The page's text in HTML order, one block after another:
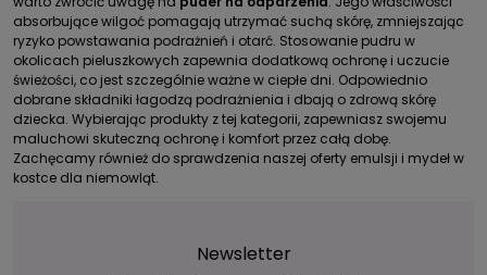
absorbujące wilgoć pomagają utrzymać suchą skórę, zmniejszając
ryzyko powstawania podrażnień i otarć. Stosowanie pudru w
okolicach pieluszkowych zapewnia dodatkową ochronę i uczucie
świeżości, co jest szczególnie ważne w ciepłe dni. Odpowiednio
dobrane składniki łagodzą podrażnienia i dbają o zdrową skórę
dziecka. Wybierając produkty z tej kategorii, zapewniasz swojemu
maluchowi skuteczną ochronę i komfort przez całą dobę.
Zachęcamy również do sprawdzenia naszej oferty emulsji i mydeł w
kostce dla niemowląt.
Newsletter